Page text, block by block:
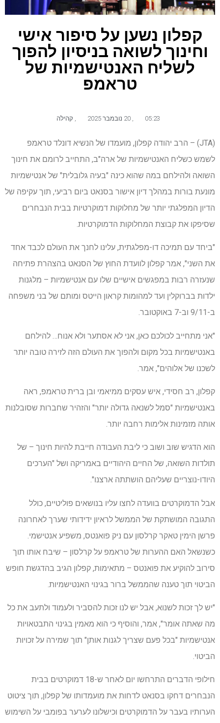
קפלון נשען על סיפור אישי
וחינוך לשואה בניסיון להפוך
לשליח האנטישמיות של
טראמפ
05:23 20 נובמבר 2025 קהילה
(JTA) – הרב יהודה קפלון, מועמדו של הנשיא דונלד טראמפ
לשמש כשליח האנטישמיות של ארה"ב, התחייב לרומם את חינוך
השואה ולהילחם במה שהוא כינה "בעיה גלובלית" של אנטישמיות
מונעת בורות במהלך דיון אישור בסנאט ביום רביעי, תוך עקיפה של
הדיון המפלגתי יותר של מחלוקות דמוקרטיות בבית הנבחרים
שסיפקו את קבוצת המחלוקות הדמוקרטיות.
"ביחד עם תמיכה דו-מפלגתית, עלינו לחנך את העולם לכבד אחד
את השני", אמר קפלון לוועדת החוץ של הסנאט בהצהרת פתיחה
שנעזרה רבות במפגשים אישיים שלו עם אנטישמיות – מלגנות
ילדות בברוקלין ועד למהומות קראון הייטס ומותם של בני משפחה
ב-9/11 וב-7 באוקטובר.
"אני מתחייב לכולכם כאן, אני לא אסתער ולא אנוח… להילחם
באנטישמיות בכל מקום ולהפוך את העולם הזה לזירה טובה יותר
לשכנו של אלוהים", אמר.
קפלון, רב חסידי, איש עסקים ממיאמי ובן ברית טראמפ, ראה
באנטישמיות "סמל לשנאה גדולה יותר" והזהיר שחברות שסובלנות
אותה מזמינות אלימות רחבה יותר.
הוא הדגיש שוב ושוב כי ליבת העבודה חייבת להיות חינוך – של
תולדות השואה, של החיים היהודיים באמריקה ושל "הערכים
היודו-נוצריים שעליהם הושתתה ארצנו".
אבל הדמוקרטים בוועדה לחצו עליו בנושאים פוליטיים, כולל
התגובה המושתקת של הממשל לראיון ידידותי שערך לאחרונה
פרשן הימין טאקר קרלסון עם ניק פואנטס, משפיע אנטישמי.
כשנשאל האם ההערות של טראמפ על קרלסון – שיבח אותו תוך
סירוב להוקיע את פואנטס – מתאימות, קפלון הגיב בהדגשת חופש
הביטוי תוך טענה שהממשל ברור בגינוי האנטישמיות.
"יש לך זכות לשנוא, אבל יש לנו זכות להסביר ולעמוד ולתעב את כל
מה שאתה אומר", אמר, והוסיף כי הוא מאמין בגינוי התבטאויות
אנטישמיות "בכל פעם שצריך לגנות אותן" תוך שמירה על זכויות
הביטוי.
חילופי הדברים התרחשו יום לאחר ש-18 דמוקרטים בבית
הנבחרים דחקו בסנאט לדחות את מועמדותו של קפלון, תוך ציטוט
הערותיו בעבר על הדמוקרטים וכישלונו לערער בפומבי על השימוש